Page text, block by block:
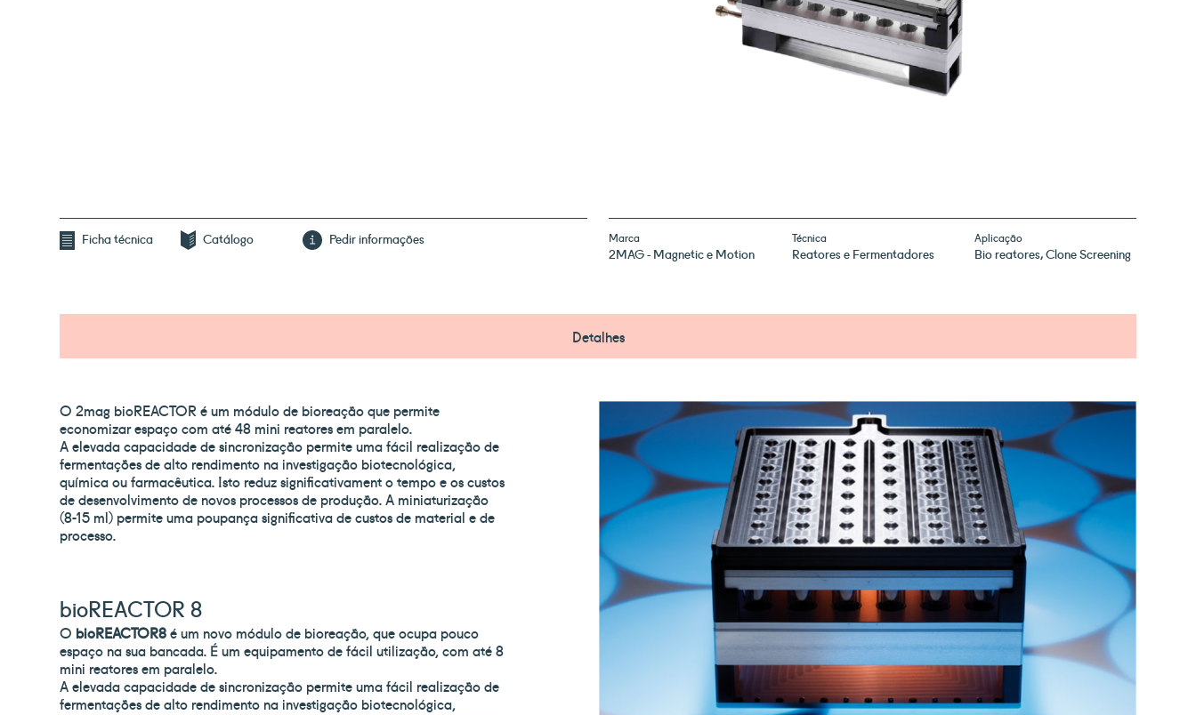
Ficha técnica Catálogo Pedir informações Marca
2MAG - Magnetic e Motion
Técnica
Reatores e Fermentadores
Aplicação
Bio reatores Clone Screening
Detalhes
O 2mag bioREACTOR é um módulo de bioreação que permite
economizar espaço com até 48 mini reatores em paralelo.
A elevada capacidade de sincronização permite uma fácil realização de
fermentações de alto rendimento na investigação biotecnológica,
química ou farmacêutica. Isto reduz significativament o tempo e os custos
de desenvolvimento de novos processos de produção. A miniaturização
(8-15 ml) permite uma poupança significativa de custos de material e de
processo.
bioREACTOR 8
O bioREACTOR8é um novo módulo de bioreação, que ocupa pouco
espaço na sua bancada. É um equipamento de fácil utilização, com até 8
mini reatores em paralelo.
A elevada capacidade de sincronização permite uma fácil realização de
fermentações de alto rendimento na investigação biotecnológica,